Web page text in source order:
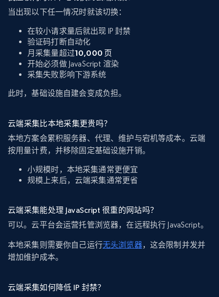
当出现以下任一情况时就该切换：
在较小请求量后就出现 IP 封禁
验证码打断自动化
月采集量超过10,000 页
开始必须做 JavaScript 渲染
采集失败影响下游系统
此时，基础设施自建会变成负担。
云端采集比本地采集更贵吗？
本地方案会累积服务器、代理、维护与宕机等成本。云端
按用量计费，并移除固定基础设施开销。
小规模时，本地采集通常更便宜
规模上来后，云端采集通常更省
云端采集能处理 JavaScript 很重的网站吗？
可以。云平台会运营托管浏览器，在远程执行 JavaScript。
本地采集则需要你自己运行无头浏览器，这会限制并发并
增加维护成本。
云端采集如何降低 IP 封禁？